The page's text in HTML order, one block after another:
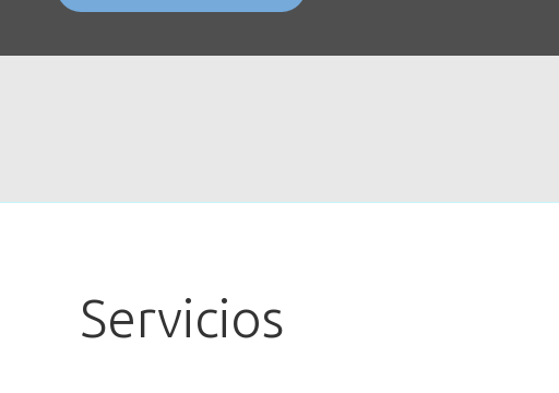
Servicios